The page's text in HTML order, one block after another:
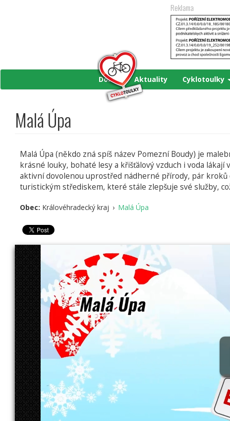
Reklama
Domů Aktuality Cyklotoulky
Malá Úpa
Malá Úpa (někdo zná spíš název Pomezní Boudy) je
krásné louky, bohaté lesy a křišťálový vzduch i voda
aktivní dovolenou uprostřed nádherné přírody, pár kroků
turistickým střediskem, které stále zlepšuje své služby,
Obec: Královéhradecký kraj › Malá Úpa